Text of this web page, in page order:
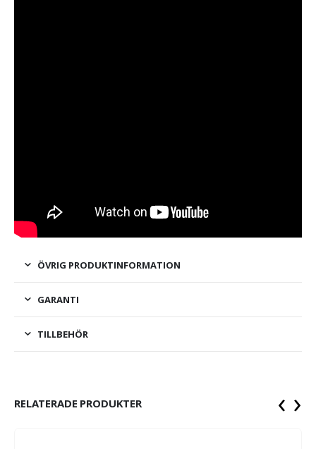
ÖVRIG PRODUKTINFORMATION
GARANTI
TILLBEHÖR
RELATERADE PRODUKTER ‹ ›